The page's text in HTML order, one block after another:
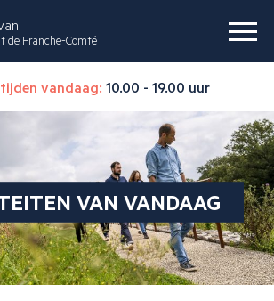
de Franche-Comté
vandaag: 10.00 - 19.00 uur
VAN VANDAAG